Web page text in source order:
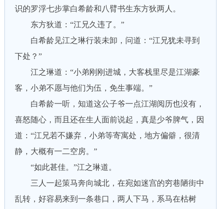
识的罗浮七步掌白希龄和八臂书生东方狄两人。
东方狄道：“江兄久违了。”
白希龄见江之琳行装未卸，问道：“江兄犹未寻到
下处？”
江之琳道：“小弟刚刚进城，大客栈里尽是江湖豪
客，小弟不愿与他们为伍，免生事端。”
白希龄一听，知道这公子爷一点江湖阅历也没有，
喜怒随心，而且还在生人面前说起，真是少爷脾气，因
道：“江兄若不嫌弃，小弟等寄寓处，地方偏僻，很清
静，大概有一二空房。”
“如此甚佳。”江之琳道。
三人一起策马奔向城北，在宛如迷宫的穷巷陋街中
乱转，好容易来到一条巷口，两人下马，系马在枯树